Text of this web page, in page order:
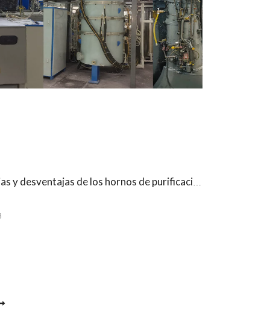
Las ventajas y desventajas de los hornos de purificación de nanotubos de carbono